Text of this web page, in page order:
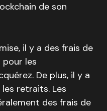
de son
il y a des frais de
pour les
De plus, il y a
retraits. Les
des frais de